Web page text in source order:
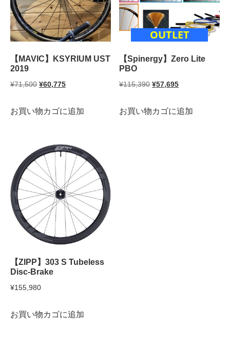
【MAVIC】KSYRIUM UST
2019
¥71,500 元
価
¥71,500
で
し
た。
¥60,775現
の
は
¥60,775
で
す。
お買い物カゴに追加
OUTLET
【Spinergy】Zero Lite
PBO
¥115,390 元
価
¥57,695現
の
お買い物カゴに追加
【ZIPP】303 S Tubeless
Disc-Brake
¥155,980
お買い物カゴに追加